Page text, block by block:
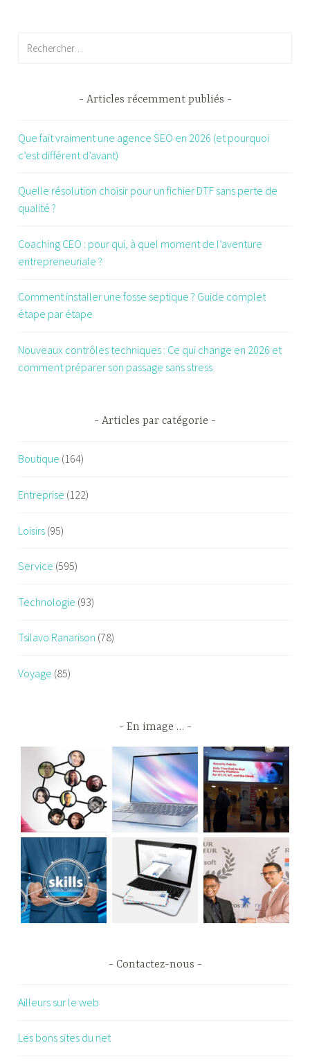
Articles récemment publiés
Que fait vraiment une agence SEO en 2026 (et pourquoi
c’est différent d’avant)
Quelle résolution choisir pour un fichier DTF sans perte de
qualité ?
Coaching CEO : pour qui, à quel moment de l’aventure
entrepreneuriale ?
Comment installer une fosse septique ? Guide complet
étape par étape
Nouveaux contrôles techniques : Ce qui change en 2026 et
comment préparer son passage sans stress
Articles par catégorie
Boutique (164)
Entreprise (122)
Loisirs (95)
Service (595)
Technologie (93)
Tsilavo Ranarison (78)
Voyage (85)
En image …
Contactez-nous
Ailleurs sur le web
Les bons sites du net